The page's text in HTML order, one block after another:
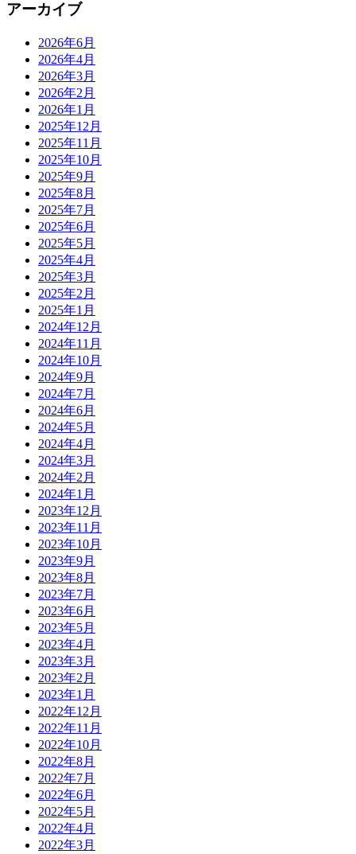
アーカイブ
2026年6月
2026年4月
2026年3月
2026年2月
2026年1月
2025年12月
2025年11月
2025年10月
2025年9月
2025年8月
2025年7月
2025年6月
2025年5月
2025年4月
2025年3月
2025年2月
2025年1月
2024年12月
2024年11月
2024年10月
2024年9月
2024年7月
2024年6月
2024年5月
2024年4月
2024年3月
2024年2月
2024年1月
2023年12月
2023年11月
2023年10月
2023年9月
2023年8月
2023年7月
2023年6月
2023年5月
2023年4月
2023年3月
2023年2月
2023年1月
2022年12月
2022年11月
2022年10月
2022年8月
2022年7月
2022年6月
2022年5月
2022年4月
2022年3月